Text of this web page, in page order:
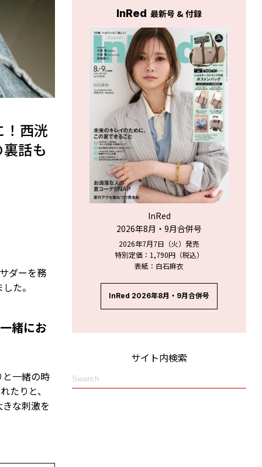
！西洸
話も
ダーを務
た。
緒にお
と一緒の時
たりと、
な刺激を
InRed 最新号 & 付録
InRed
2026年8月・9月合併号
2026年7月7日（火）発売
特別定価：1,790円（税込）
表紙：白石麻衣
InRed 2026年8月・9月合併号
サイト内検索